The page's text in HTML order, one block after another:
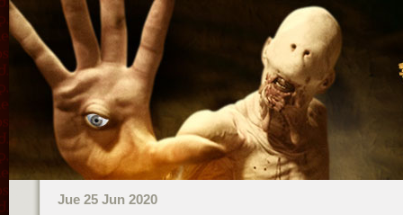
Jue 25 Jun 2020